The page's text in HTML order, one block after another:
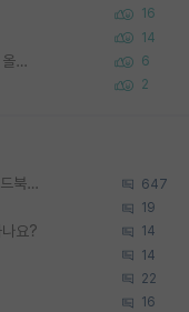
16
14
정보보안 연구하는 입장에선 식별가능한 사진을 올리는건 비추이긴함 6
2
[무료] 2026 미국 대학원 유학 스타터팩 - 가이드북 & 합격자 컨택메일 템플릿 647
19
요? 14
14
22
16